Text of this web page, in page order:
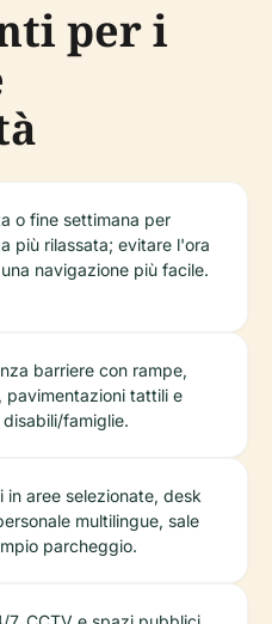
per i
o fine settimana per
più rilassata; evitare l'ora
navigazione più facile.
barriere con rampe,
pavimentazioni tattili e
famiglie.
in aree selezionate, desk
multilingue, sale
parcheggio.